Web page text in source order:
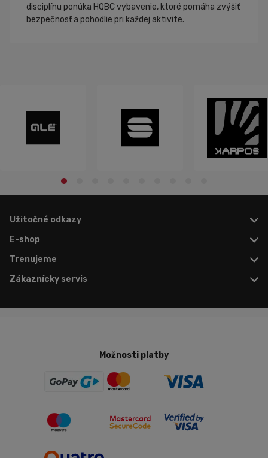
disciplínu ponúka HQBC vybavenie, ktoré pomáha zvýšiť
bezpečnosť a pohodlie pri každej aktivite.
Užitočné odkazy
E-shop
Trenujeme
Zákaznícky servis
Možnosti platby